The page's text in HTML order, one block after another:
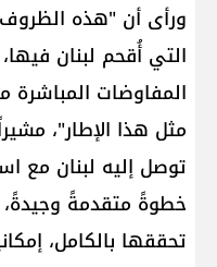
ورأى أن "هذه الظروف
التي أُقحم لبنان
المفاوضات المباشرة
مثل هذا الإطار"،
توصل إليه لبنان مع
خطوةً متقدمةً وجيدةً،
تحققها بالكامل،